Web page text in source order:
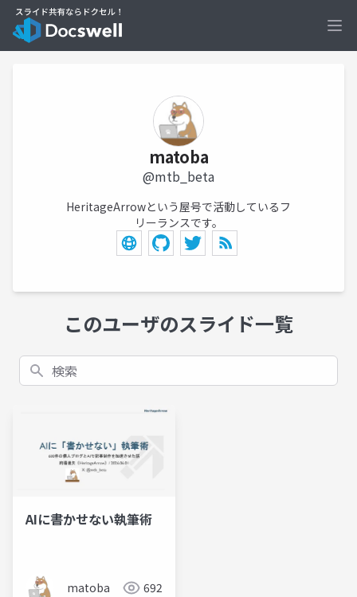
matoba
@mtb_beta
HeritageArrowという屋号で活動しているフ
リーランスです。
このユーザのスライド一覧
検索
AIに書かせない執筆術
matoba 692